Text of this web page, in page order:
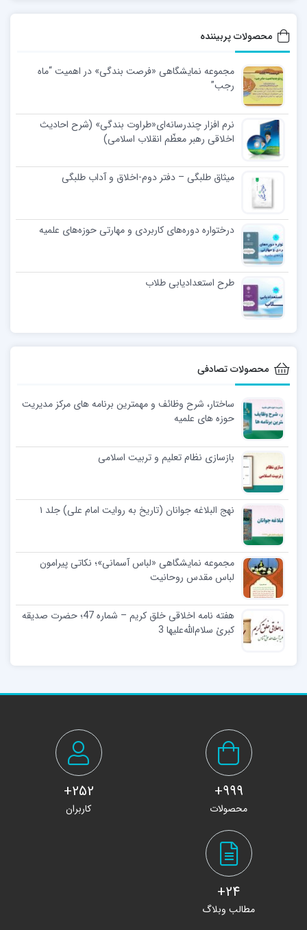
محصولات پربیننده
مجموعه نمایشگاهی «فرصت بندگی» در اهمیت “ماه
رجب”
نرم افزار چندرسانه‌ای«طراوت بندگی» (شرح احادیث
اخلاقی رهبر معظّم انقلاب اسلامی)
میثاق طلبگی – دفتر دوم-اخلاق و آداب طلبگی
درختواره دوره‌های کاربردی و مهارتی حوزه‌های علمیه
طرح استعدادیابی طلاب
محصولات تصادفی
ساختار، شرح وظائف و مهمترین برنامه های مرکز مدیریت
حوزه های علمیه
بازسازی نظام تعلیم و تربیت اسلامی
نهج البلاغه جوانان (تاریخ به روایت امام علی) جلد ۱
مجموعه نمایشگاهی «لباس آسمانی»؛ نکاتی پیرامون
لباس مقدس روحانیت
هفته نامه اخلاقی خلق کریم – شماره 47؛ حضرت صدیقه
کبریٰ سلام‌الله‌علیها 3
999+
محصولات
252+
کاربران
24+
مطالب وبلاگ